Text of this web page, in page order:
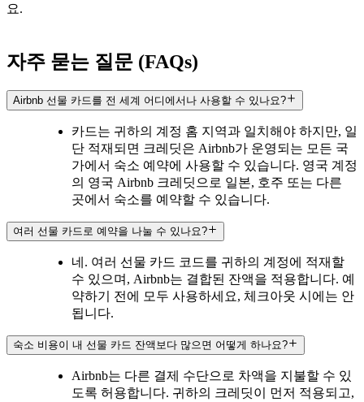
요.
자주 묻는 질문 (FAQs)
Airbnb 선물 카드를 전 세계 어디에서나 사용할 수 있나요?
카드는 귀하의 계정 홈 지역과 일치해야 하지만, 일
단 적재되면 크레딧은 Airbnb가 운영되는 모든 국
가에서 숙소 예약에 사용할 수 있습니다. 영국 계정
의 영국 Airbnb 크레딧으로 일본, 호주 또는 다른
곳에서 숙소를 예약할 수 있습니다.
여러 선물 카드로 예약을 나눌 수 있나요?
네. 여러 선물 카드 코드를 귀하의 계정에 적재할
수 있으며, Airbnb는 결합된 잔액을 적용합니다. 예
약하기 전에 모두 사용하세요, 체크아웃 시에는 안
됩니다.
숙소 비용이 내 선물 카드 잔액보다 많으면 어떻게 하나요?
Airbnb는 다른 결제 수단으로 차액을 지불할 수 있
도록 허용합니다. 귀하의 크레딧이 먼저 적용되고,